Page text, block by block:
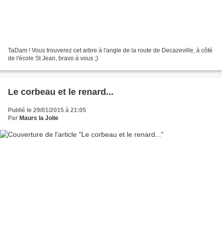
TaDam ! Vous trouverez cet arbre à l'angle de la route de Decazeville, à côté
de l'école St Jean, bravo à vous ;)
Le corbeau et le renard...
Publié le 29/01/2015 à 21:05
Par Maurs la Jolie